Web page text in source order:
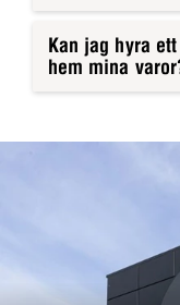
Kan jag hyra
hem mina